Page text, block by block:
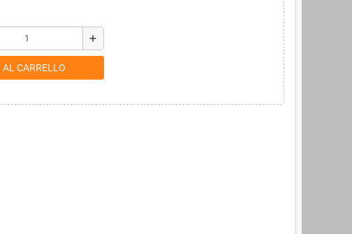
add
AL CARRELLO